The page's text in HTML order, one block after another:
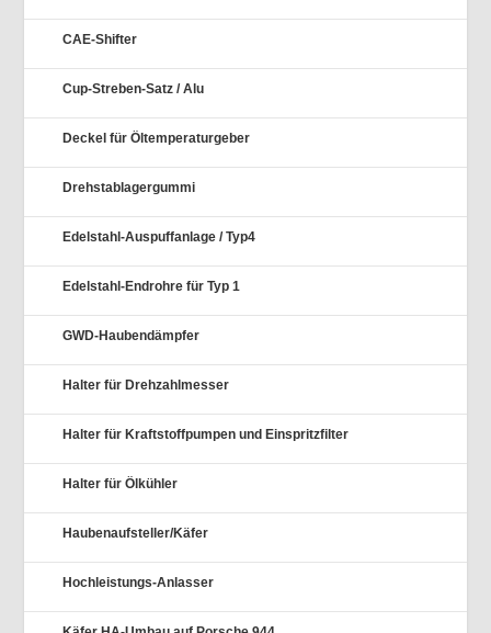
CAE-Shifter
Cup-Streben-Satz / Alu
Deckel für Öltemperaturgeber
Drehstablagergummi
Edelstahl-Auspuffanlage / Typ4
Edelstahl-Endrohre für Typ 1
GWD-Haubendämpfer
Halter für Drehzahlmesser
Halter für Kraftstoffpumpen und Einspritzfilter
Halter für Ölkühler
Haubenaufsteller/Käfer
Hochleistungs-Anlasser